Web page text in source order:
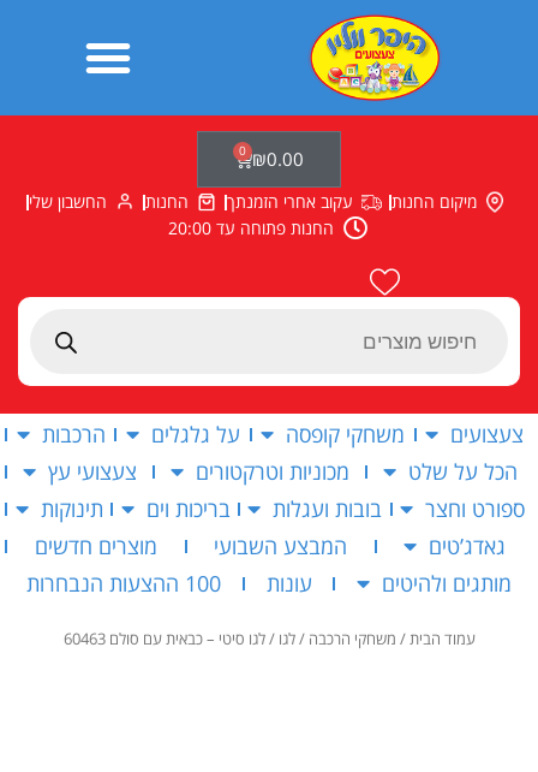
Products
₪0.00
0
עגלת
קניות
מיקום החנות עקוב אחרי הזמנתך החנות
החשבון שלי
החנות פתוחה עד 20:00
צעצועים משחקי קופסה על גלגלים
הרכבות
הכל על שלט
מכוניות וטרקטורים
צעצועי עץ
ספורט וחצר
בובות ועגלות בריכות וים
תינוקות
גאדג’טים
המבצע השבועי
מוצרים חדשים
מותגים ולהיטים
עונות 100 ההצעות הנבחרות
עמוד הבית/ משחקי הרכבה /לגו / לגו סיטי – כבאית עם סולם 60463